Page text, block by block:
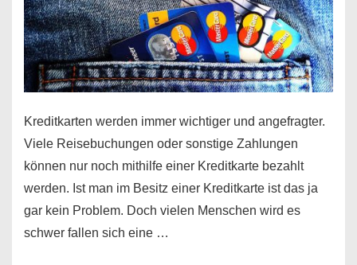
Kreditkarten werden immer wichtiger und angefragter.
Viele Reisebuchungen oder sonstige Zahlungen
können nur noch mithilfe einer Kreditkarte bezahlt
werden. Ist man im Besitz einer Kreditkarte ist das ja
gar kein Problem. Doch vielen Menschen wird es
schwer fallen sich eine …